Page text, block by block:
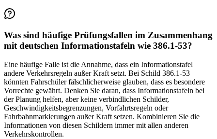
Was sind häufige Prüfungsfallen im Zusammenhang
mit deutschen Informationstafeln wie 386.1-53?
Eine häufige Falle ist die Annahme, dass ein Informationstafel
andere Verkehrsregeln außer Kraft setzt. Bei Schild 386.1-53
könnten Fahrschüler fälschlicherweise glauben, dass es besondere
Vorrechte gewährt. Denken Sie daran, dass Informationstafeln bei
der Planung helfen, aber keine verbindlichen Schilder,
Geschwindigkeitsbegrenzungen, Vorfahrtsregeln oder
Fahrbahnmarkierungen außer Kraft setzen. Kombinieren Sie die
Informationen von diesen Schildern immer mit allen anderen
Verkehrskontrollen.